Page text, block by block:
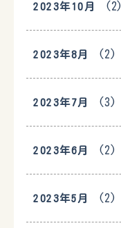
2023年10月 (2)
2023年8月 (2)
2023年7月 (3)
2023年6月 (2)
2023年5月 (2)